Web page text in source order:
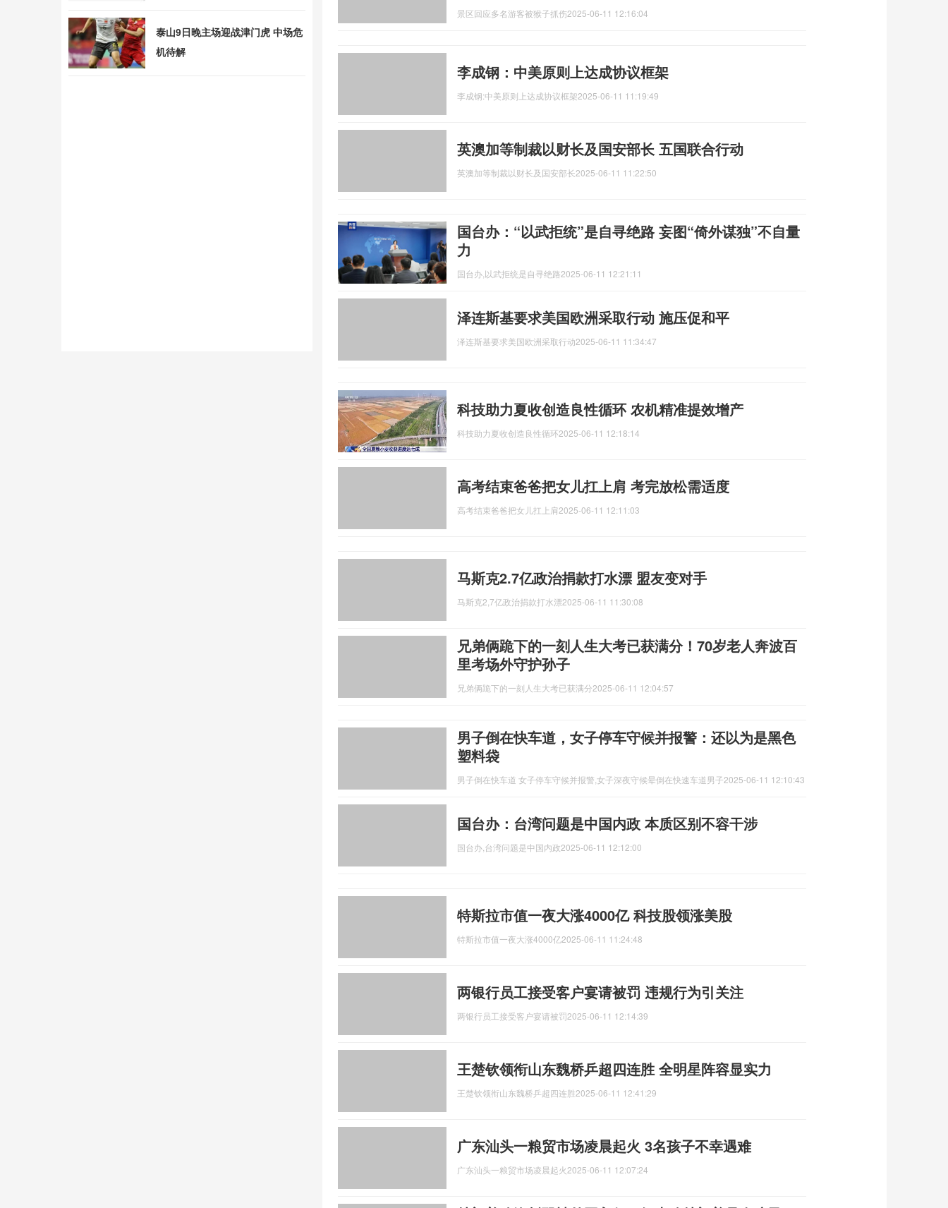
景区回应多名游客被猴子抓伤2025-06-11 12:16:04
李成钢：中美原则上达成协议框架
李成钢:中美原则上达成协议框架2025-06-11 11:19:49
英澳加等制裁以财长及国安部长 五国联合行动
英澳加等制裁以财长及国安部长2025-06-11 11:22:50
国台办：“以武拒统”是自寻绝路 妄图“倚外谋独”不自量
力
国台办,以武拒统是自寻绝路2025-06-11 12:21:11
泽连斯基要求美国欧洲采取行动 施压促和平
泽连斯基要求美国欧洲采取行动2025-06-11 11:34:47
科技助力夏收创造良性循环 农机精准提效增产
科技助力夏收创造良性循环2025-06-11 12:18:14
高考结束爸爸把女儿扛上肩 考完放松需适度
高考结束爸爸把女儿扛上肩2025-06-11 12:11:03
马斯克2.7亿政治捐款打水漂 盟友变对手
马斯克2,7亿政治捐款打水漂2025-06-11 11:30:08
兄弟俩跪下的一刻人生大考已获满分！70岁老人奔波百
里考场外守护孙子
兄弟俩跪下的一刻人生大考已获满分2025-06-11 12:04:57
男子倒在快车道，女子停车守候并报警：还以为是黑色
塑料袋
男子倒在快车道 女子停车守候并报警,女子深夜守候晕倒在快速车道男子2025-06-11 12:10:43
国台办：台湾问题是中国内政 本质区别不容干涉
国台办,台湾问题是中国内政2025-06-11 12:12:00
特斯拉市值一夜大涨4000亿 科技股领涨美股
特斯拉市值一夜大涨4000亿2025-06-11 11:24:48
两银行员工接受客户宴请被罚 违规行为引关注
两银行员工接受客户宴请被罚2025-06-11 12:14:39
王楚钦领衔山东魏桥乒超四连胜 全明星阵容显实力
王楚钦领衔山东魏桥乒超四连胜2025-06-11 12:41:29
广东汕头一粮贸市场凌晨起火 3名孩子不幸遇难
广东汕头一粮贸市场凌晨起火2025-06-11 12:07:24
泰山9日晚主场迎战津门虎 中场危
机待解